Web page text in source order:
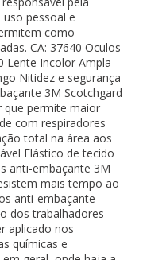
pessoal e
como
CA: 37640 Oculos
Lente Incolor Ampla
Nitidez e segurança
3M Scotchgard
que permite maior
com respiradores
total na área aos
Elástico de tecido
anti-embaçante 3M
mais tempo ao
anti-embaçante
dos trabalhadores
aplicado nos
químicas e